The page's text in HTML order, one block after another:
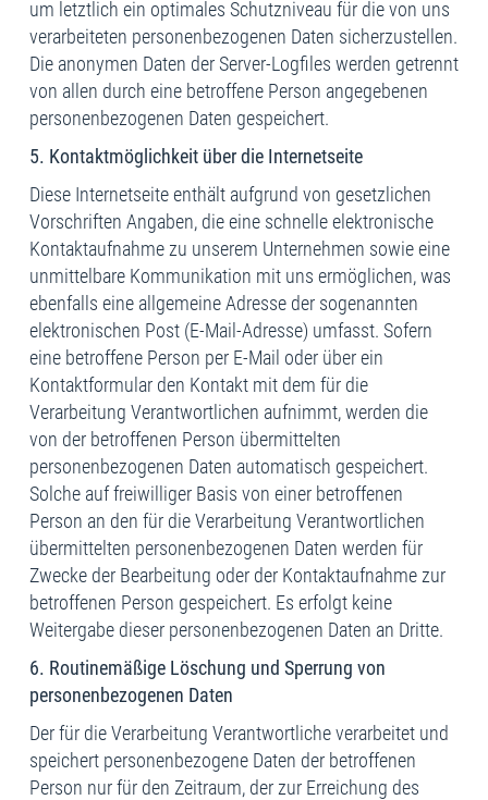
um letztlich ein optimales Schutzniveau für die von uns
verarbeiteten personenbezogenen Daten sicherzustellen.
Die anonymen Daten der Server-Logfiles werden getrennt
von allen durch eine betroffene Person angegebenen
personenbezogenen Daten gespeichert.
5. Kontaktmöglichkeit über die Internetseite
Diese Internetseite enthält aufgrund von gesetzlichen
Vorschriften Angaben, die eine schnelle elektronische
Kontaktaufnahme zu unserem Unternehmen sowie eine
unmittelbare Kommunikation mit uns ermöglichen, was
ebenfalls eine allgemeine Adresse der sogenannten
elektronischen Post (E-Mail-Adresse) umfasst. Sofern
eine betroffene Person per E-Mail oder über ein
Kontaktformular den Kontakt mit dem für die
Verarbeitung Verantwortlichen aufnimmt, werden die
von der betroffenen Person übermittelten
personenbezogenen Daten automatisch gespeichert.
Solche auf freiwilliger Basis von einer betroffenen
Person an den für die Verarbeitung Verantwortlichen
übermittelten personenbezogenen Daten werden für
Zwecke der Bearbeitung oder der Kontaktaufnahme zur
betroffenen Person gespeichert. Es erfolgt keine
Weitergabe dieser personenbezogenen Daten an Dritte.
6. Routinemäßige Löschung und Sperrung von
personenbezogenen Daten
Der für die Verarbeitung Verantwortliche verarbeitet und
speichert personenbezogene Daten der betroffenen
Person nur für den Zeitraum, der zur Erreichung des